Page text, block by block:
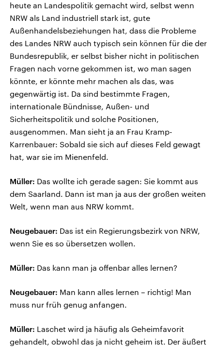
heute an Landespolitik gemacht wird, selbst wenn
NRW als Land industriell stark ist, gute
Außenhandelsbeziehungen hat, dass die Probleme
des Landes NRW auch typisch sein können für die der
Bundesrepublik, er selbst bisher nicht in politischen
Fragen nach vorne gekommen ist, wo man sagen
könnte, er könnte mehr machen als das, was
gegenwärtig ist. Da sind bestimmte Fragen,
internationale Bündnisse, Außen- und
Sicherheitspolitik und solche Positionen,
ausgenommen. Man sieht ja an Frau Kramp-
Karrenbauer: Sobald sie sich auf dieses Feld gewagt
hat, war sie im Mienenfeld.
Müller: Das wollte ich gerade sagen: Sie kommt aus
dem Saarland. Dann ist man ja aus der großen weiten
Welt, wenn man aus NRW kommt.
Neugebauer: Das ist ein Regierungsbezirk von NRW,
wenn Sie es so übersetzen wollen.
Müller: Das kann man ja offenbar alles lernen?
Neugebauer: Man kann alles lernen – richtig! Man
muss nur früh genug anfangen.
Müller: Laschet wird ja häufig als Geheimfavorit
gehandelt, obwohl das ja nicht geheim ist. Der äußert